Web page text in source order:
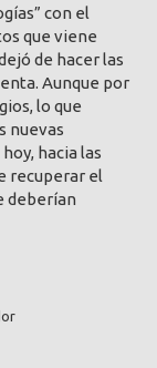
con el
que viene
de hacer las
Aunque por
lo que
nuevas
hacia las
recuperar el
deberían